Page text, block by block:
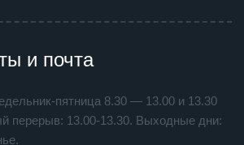
и почта
пятница 8.30 — 13.00 и 13.30
перерыв: 13.00-13.30. Выходные дни: